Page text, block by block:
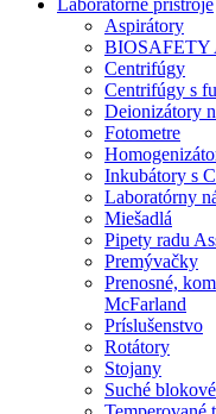
Laboratórne prístroje
Aspirátory
BIOSAFETY
Centrifúgy
Centrifúgy s
Deionizátory
Fotometre
Inkubátory s
Laboratórny
Miešadlá
Pipety radu
Premývačky
Prenosné,
McFarland
Príslušenstvo
Rotátory
Stojany
Suché